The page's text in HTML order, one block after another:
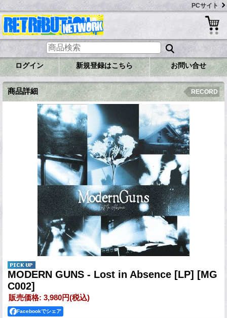
PCサイト
ログイン 新規登録はこちら お問い合せ
商品詳細 RECORD
MODERN GUNS - Lost in Absence [LP] [MG
C002]
販売価格: 3,980円(税込)
Facebookでシェア